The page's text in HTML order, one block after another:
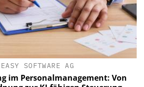
EASY SOFTWARE AG
im Personalmanagement: Von